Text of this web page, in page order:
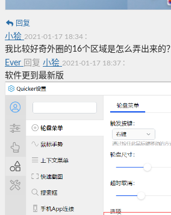
回复
小狯 2021-01-17 18:34 :
我比较好奇外圈的16个区域是怎么弄出来的？
Ever 回复 小狯 2021-01-17 18:37 :
软件更到最新版